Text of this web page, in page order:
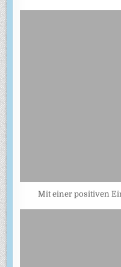
Mit einer positiven